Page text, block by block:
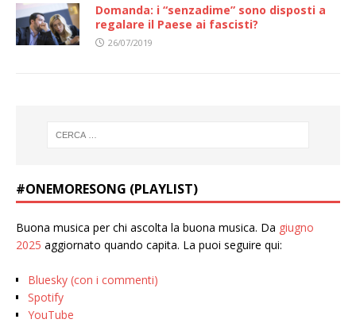
Domanda: i “senzadime” sono disposti a
regalare il Paese ai fascisti?
26/07/2019
#ONEMORESONG (PLAYLIST)
Buona musica per chi ascolta la buona musica. Da giugno
2025 aggiornato quando capita. La puoi seguire qui:
Bluesky (con i commenti)
Spotify
YouTube